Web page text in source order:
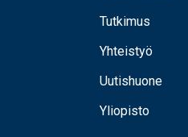
Tutkimus
Yhteistyö
Uutishuone
Yliopisto